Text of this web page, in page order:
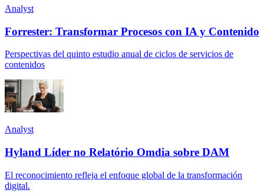
Analyst
Forrester: Transformar Procesos con IA y Contenido
Perspectivas del quinto estudio anual de ciclos de servicios de
contenidos
Analyst
Hyland Líder no Relatório Omdia sobre DAM
El reconocimiento refleja el enfoque global de la transformación
digital.